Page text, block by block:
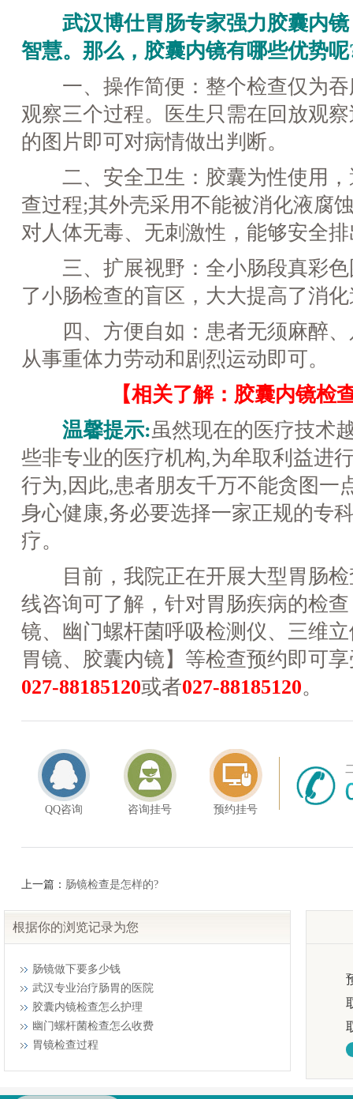
武汉博仕胃肠专家强力胶囊内镜
智慧。那么，胶囊内镜有哪些优势呢
一、操作简便：整个检查仅为吞
观察三个过程。医生只需在回放观
的图片即可对病情做出判断。
二、安全卫生：胶囊为性使用，
查过程;其外壳采用不能被消化液腐
对人体无毒、无刺激性，能够安全
三、扩展视野：全小肠段真彩色
了小肠检查的盲区，大大提高了消
四、方便自如：患者无须麻醉、
从事重体力劳动和剧烈运动即可。
【相关了解：胶囊内镜检
温馨提示:虽然现在的医疗技术
些非专业的医疗机构,为牟取利益进
行为,因此,患者朋友千万不能贪图一
身心健康,务必要选择一家正规的专
疗。
目前，我院正在开展大型胃肠检
线咨询可了解，针对胃肠疾病的检
镜、幽门螺杆菌呼吸检测仪、三维
胃镜、胶囊内镜】等检查预约即可
027-88185120或者027-88185120。
QQ咨询 咨询挂号 预约挂号
上一篇： 肠镜检查是怎样的?
根据你的浏览记录为您
肠镜做下要多少钱
武汉专业治疗肠胃的医院
胶囊内镜检查怎么护理
幽门螺杆菌检查怎么收费
胃镜检查过程